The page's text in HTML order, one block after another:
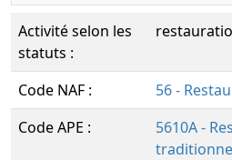
Activité selon les
statuts :
Code NAF :
56 -
Code APE :
5610A -